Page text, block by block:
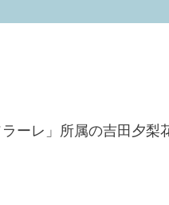
ーレ」所属の吉田夕梨